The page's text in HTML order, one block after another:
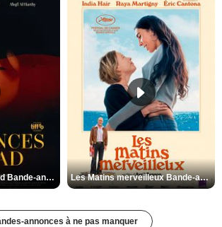
Les Silences de Riyad Bande-annonce VO STFR Les Matins merveilleux Bande-annonce VF
annonces à ne pas manquer